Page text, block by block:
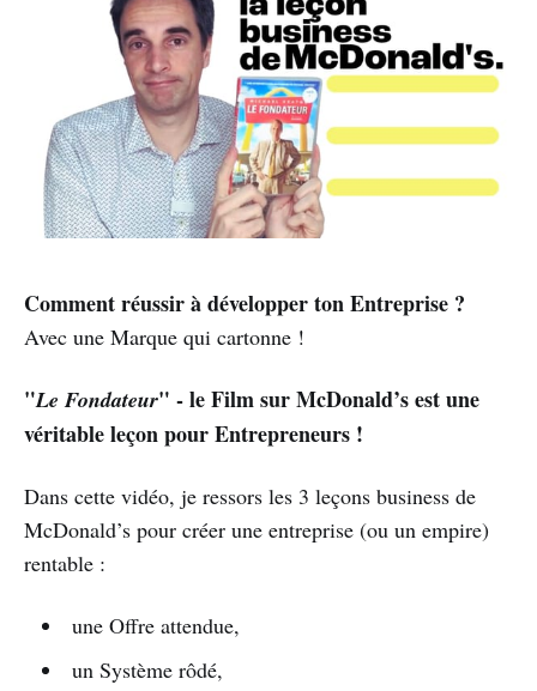
Comment réussir à développer ton Entreprise ?
Avec une Marque qui cartonne !
"Le Fondateur" - le Film surMcDonald’sest une
véritable leçon pour Entrepreneurs !
Dans cette vidéo, je ressors les 3 leçons business de
McDonald’s pour créer une entreprise (ou un empire)
rentable :
une Offre attendue,
un Système rôdé,